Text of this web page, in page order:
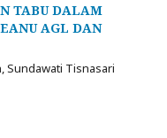
TABU DALAM
AGL DAN
Sundawati Tisnasari